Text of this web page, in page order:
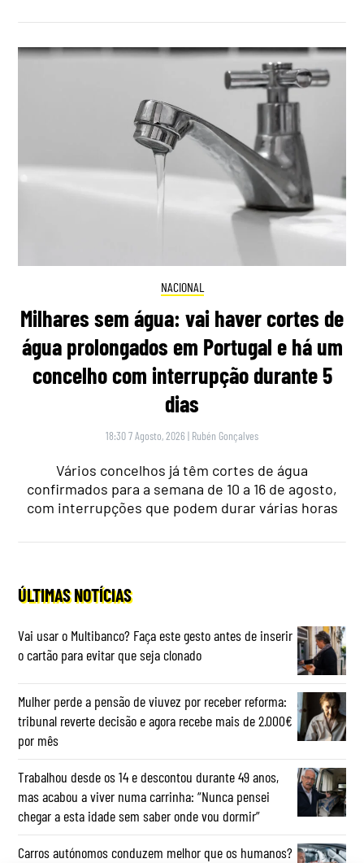
NACIONAL
Milhares sem água: vai haver cortes de
água prolongados em Portugal e há um
concelho com interrupção durante 5
dias
18:30 7 Agosto, 2026 | Rubén Gonçalves
Vários concelhos já têm cortes de água
confirmados para a semana de 10 a 16 de agosto,
com interrupções que podem durar várias horas
ÚLTIMAS NOTÍCIAS
Vai usar o Multibanco? Faça este gesto antes de inserir
o cartão para evitar que seja clonado
Mulher perde a pensão de viuvez por receber reforma:
tribunal reverte decisão e agora recebe mais de 2.000€
por mês
Trabalhou desde os 14 e descontou durante 49 anos,
mas acabou a viver numa carrinha: “Nunca pensei
chegar a esta idade sem saber onde vou dormir”
Carros autónomos conduzem melhor que os humanos?